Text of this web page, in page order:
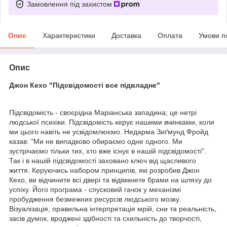
Замовлення під захистом
Опис Характеристики Доставка Оплата Умови
Опис
Джон Кехо "Підсвідомості все підвладне"
Підсвідомість - своєрідна Маріанська западина; це нетрі
людської психіки. Підсвідомість керує нашими вчинками, коли
ми цього навіть не усвідомлюємо. Недарма Зиґмунд Фройд
казав: "Ми не випадково обираємо одне одного. Ми
зустрічаємо тільки тих, хто вже існує в нашій підсвідомості".
Так і в нашій підсвідомості заховано ключ від щасливого
життя. Керуючись набором принципів, які розробив Джон
Кехо, ви відчините всі двері та відімкнете брами на шляху до
успіху. Його програма - спусковий гачок у механізмі
пробудження безмежних ресурсів людського мозку.
Візуалізація, правильна інтерпретація мрій, сни та реальність,
засів думок, вроджені здібності та схильність до творчості,